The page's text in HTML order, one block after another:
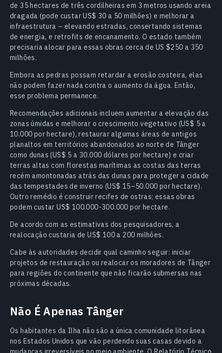
de 35 hectares de três cordilheiras em 3 metros usando areia
dragada (pode custar US$ 30 a 50 milhões) e melhorar a
infraestrutura – elevando estradas, consertando sistemas
de energia, e retrofits de encanamento. O estado também
precisaria alocar para essas obras cerca de US $250 a 350
milhões.
Embora as pedras possam retardar a erosão costeira, elas
não podem fazer nada contra o aumento da água. Então,
esse problema permanece.
Recomendações adicionais incluem aumentar a elevação das
zonas úmidas e melhorar o crescimento vegetativo (US$ 5 a
10.000 por hectare), restaurar algumas áreas de antigos
planaltos em territórios abandonados ao norte de Tânger
como dunas (US$ 5 a 30.000 dólares por hectare) e criar
terras altas com florestas marítimas as costas das terras
recém amontonadas atrás das dunas para proteger a cidade
das tempestades de inverno (US$ 15–50.000 por hectare).
Outro remédio é construir recifes de ostras; essas obras
podem custar US$ 100.000-300.000 por hectare.
De acordo com as estimativas dos pesquisadores, a
realocação custaria de US$ 100 a 200 milhões.
Cabe às autoridades decidir qual caminho seguir: iniciar
projetos de restauração ou realocar os moradores de Tânger
para regiões do continente que não ficarão submersas nas
próximas décadas.
Não É Apenas Tânger
Os habitantes da Ilha não são a única comunidade litorânea
nos Estados Unidos que vão perdendo suas casas devido a